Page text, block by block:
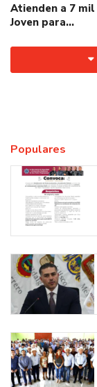
Atienden a 7
Joven para…
Populares